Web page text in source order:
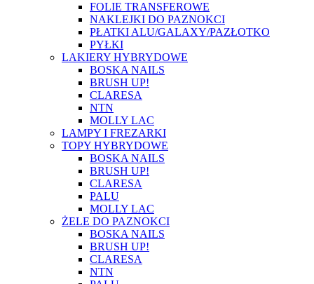
FOLIE TRANSFEROWE
NAKLEJKI DO PAZNOKCI
PŁATKI ALU/GALAXY/PAZŁOTKO
PYŁKI
LAKIERY HYBRYDOWE
BOSKA NAILS
BRUSH UP!
CLARESA
NTN
MOLLY LAC
LAMPY I FREZARKI
TOPY HYBRYDOWE
BOSKA NAILS
BRUSH UP!
CLARESA
PALU
MOLLY LAC
ŻELE DO PAZNOKCI
BOSKA NAILS
BRUSH UP!
CLARESA
NTN